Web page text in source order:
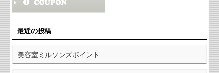
最近の投稿
美容室ミルソンズポイント